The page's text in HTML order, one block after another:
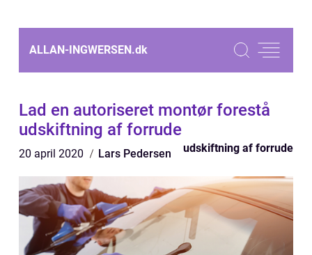
ALLAN-INGWERSEN.dk
Lad en autoriseret montør forestå
udskiftning af forrude
20 april 2020 Lars Pedersen udskiftning af forrude